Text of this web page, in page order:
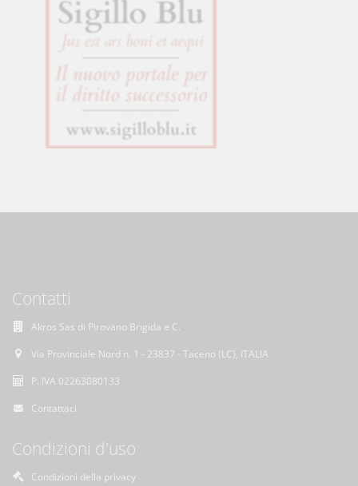
Contatti
Akros Sas di Pirovano Brigida e C.
Via Provinciale Nord n. 1 - 23837 - Taceno (LC), ITALIA
P. IVA 02263080133
Contattaci
Condizioni d'uso
Condizioni della privacy